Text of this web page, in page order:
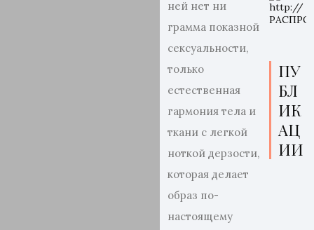
ней нет ни
грамма показной
сексуальности,
только
естественная
гармония тела и
ткани с легкой
ноткой дерзости,
которая делает
образ по-
настоящему
ПУ
БЛ
ИК
АЦ
ИИ